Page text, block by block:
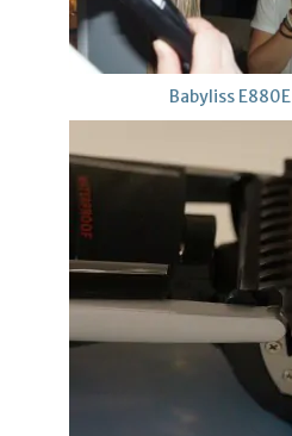
Babyliss E880E